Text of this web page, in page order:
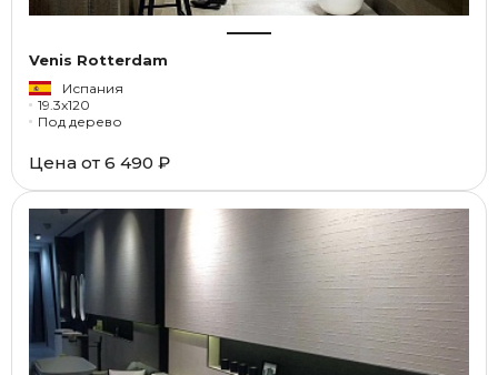
Venis Rotterdam
Испания
19.3x120
Под дерево
Цена от 6 490 ₽